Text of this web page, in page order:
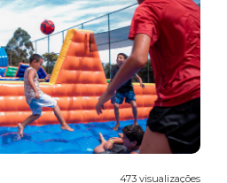
473 visualizações